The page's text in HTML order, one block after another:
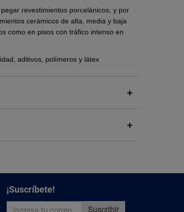
revestimientos porcelánicos, y por
cerámicos de alta, media y baja
como en pisos con tráfico intenso en
aditivos, polímeros y látex
agua.
¡Suscríbete!
Suscribir